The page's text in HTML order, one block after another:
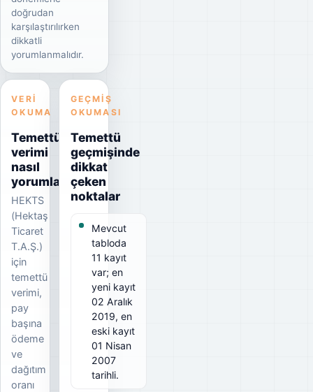
doğrudan
karşılaştırılırken
dikkatli
yorumlanmalıdır.
VERI
OKUMA
Temettü
verimi
nasıl
yorumlanmalı?
HEKTS
(Hektaş
Ticaret
T.A.Ş.)
için
temettü
verimi,
pay
başına
ödeme
ve
dağıtım
oranı
GEÇMIŞ
OKUMASI
Temettü
geçmişinde
dikkat
çeken
noktalar
Mevcut
tabloda
11 kayıt
var; en
yeni kayıt
02 Aralık
2019, en
eski kayıt
01 Nisan
2007
tarihli.